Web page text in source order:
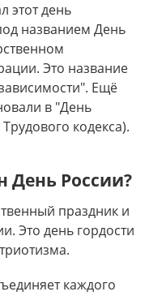
этот день
названием День
Это название
Ещё
в "День
кодекса).
День России?
праздник и
Это день гордости
каждого